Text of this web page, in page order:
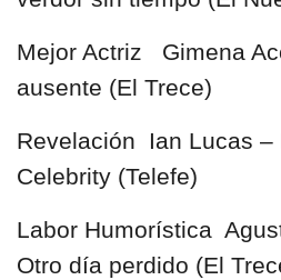
Mejor Actriz Gimena
ausente (El Trece)
Revelación Ian Lucas –
Celebrity (Telefe)
Labor Humorística
Otro día perdido (El